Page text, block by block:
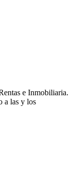
e Inmobiliaria.
a las y los